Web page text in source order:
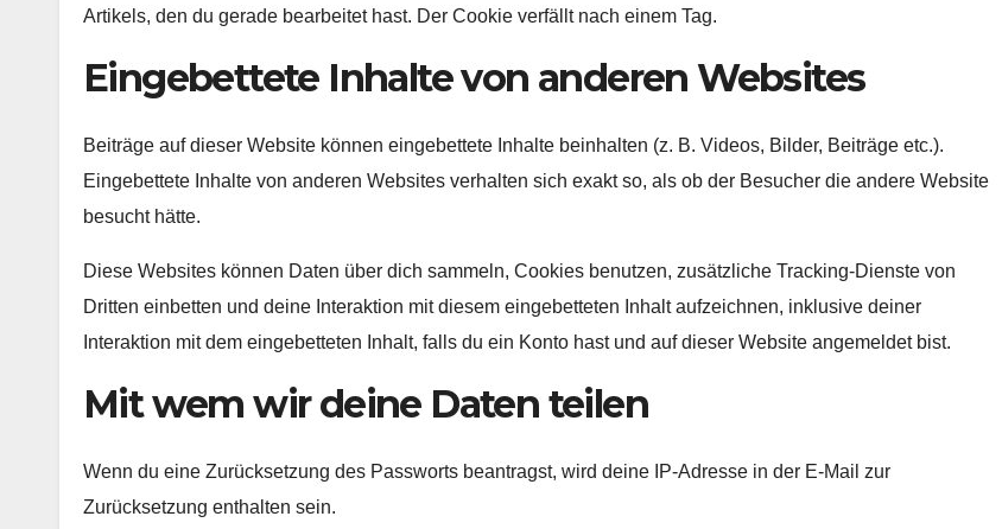
Artikels, den du gerade bearbeitet hast. Der Cookie verfällt nach einem Tag.
Eingebettete Inhalte von anderen Websites
Beiträge auf dieser Website können eingebettete Inhalte beinhalten (z. B. Videos, Bilder, Beiträge etc.).
Eingebettete Inhalte von anderen Websites verhalten sich exakt so, als ob der Besucher die andere Website
besucht hätte.
Diese Websites können Daten über dich sammeln, Cookies benutzen, zusätzliche Tracking-Dienste von
Dritten einbetten und deine Interaktion mit diesem eingebetteten Inhalt aufzeichnen, inklusive deiner
Interaktion mit dem eingebetteten Inhalt, falls du ein Konto hast und auf dieser Website angemeldet bist.
Mit wem wir deine Daten teilen
Wenn du eine Zurücksetzung des Passworts beantragst, wird deine IP-Adresse in der E-Mail zur
Zurücksetzung enthalten sein.